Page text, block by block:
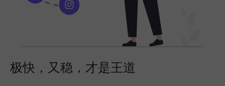
极快，又稳，才是王道